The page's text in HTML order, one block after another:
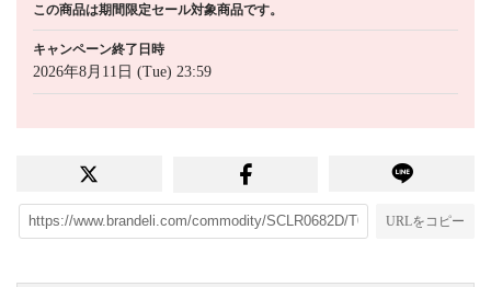
この商品は期間限定セール対象商品です。
キャンペーン終了日時
2026年8月11日 (Tue) 23:59
URLをコピー